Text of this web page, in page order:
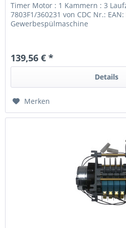
Timer Motor : 1 Kammern : 3
7803F1/360231 von CDC Nr.:
Gewerbespülmaschine
139,56 € *
Details
Merken